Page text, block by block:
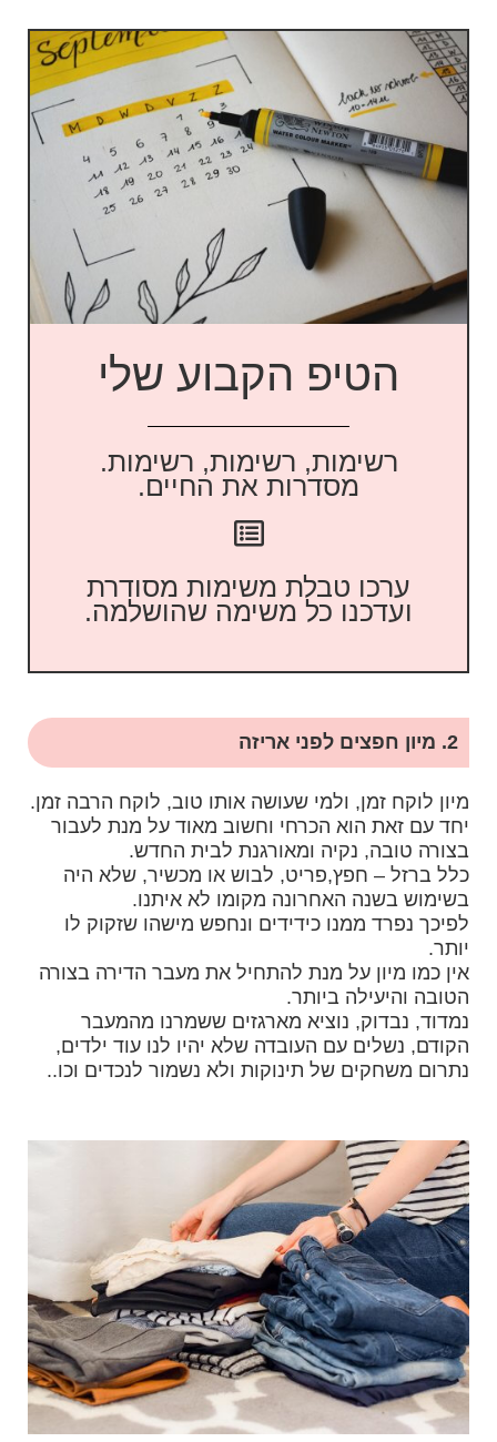
הטיפ הקבוע שלי
רשימות, רשימות, רשימות.
מסדרות את החיים.
ערכו טבלת משימות מסודרת
ועדכנו כל משימה שהושלמה.
2. מיון חפצים לפני אריזה
מיון לוקח זמן, ולמי שעושה אותו טוב, לוקח הרבה זמן.
יחד עם זאת הוא הכרחי וחשוב מאוד על מנת לעבור
בצורה טובה, נקיה ומאורגנת לבית החדש.
כלל ברזל – חפץ,פריט, לבוש או מכשיר, שלא היה
בשימוש בשנה האחרונה מקומו לא איתנו.
לפיכך נפרד ממנו כידידים ונחפש מישהו שזקוק לו
יותר.
אין כמו מיון על מנת להתחיל את מעבר הדירה בצורה
הטובה והיעילה ביותר.
נמדוד, נבדוק, נוציא מארגזים ששמרנו מהמעבר
הקודם, נשלים עם העובדה שלא יהיו לנו עוד ילדים,
נתרום משחקים של תינוקות ולא נשמור לנכדים וכו..